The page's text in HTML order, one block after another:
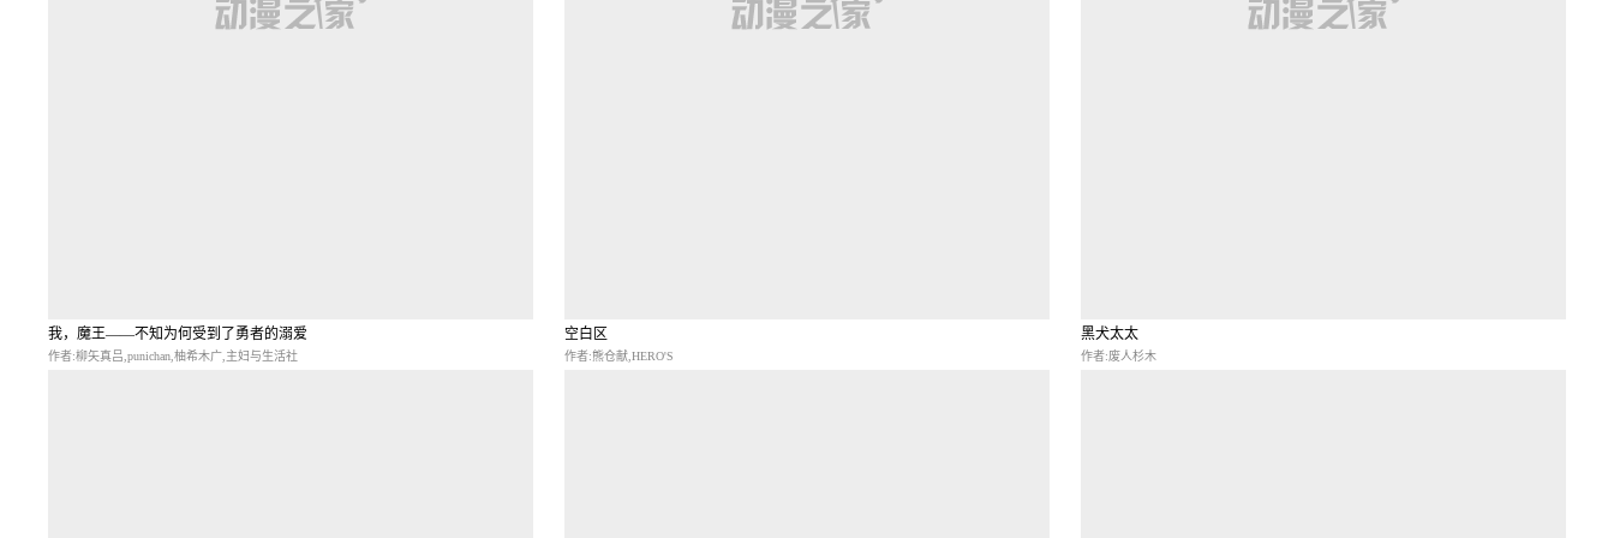
我，魔王——不知为何受到了勇者的溺爱
作者:柳矢真吕,punichan,柚希木广,主妇与生活社
空白区
作者:熊仓献,HERO'S
黑犬太太
作者:废人杉木